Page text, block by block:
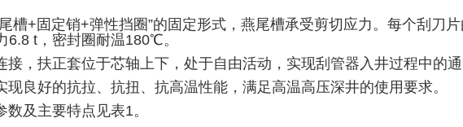
槽+固定销+弹性挡圈”的固定形式，燕尾槽承受剪切应力。每个刮刀
6.8 t，密封圈耐温180℃。
，扶正套位于芯轴上下，处于自由活动，实现刮管器入井过程中的通
良好的抗拉、抗扭、抗高温性能，满足高温高压深井的使用要求。
及主要特点见表1。